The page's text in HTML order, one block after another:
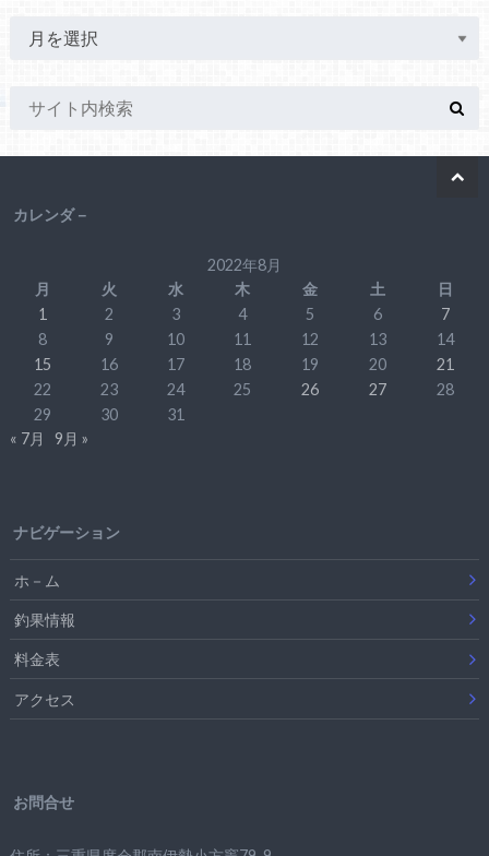
カレンダ－
2022年8月
月
火 水 木 金 土
日
1
2 3 4 5 6
7
8
9 10 11 12 13
14
15
16 17 18 19 20
21
22
23 24 25 26 27
28
29
30
31
« 7月
9月 »
ナビゲーション
ホ－ム
釣果情報
料金表
アクセス
お問合せ